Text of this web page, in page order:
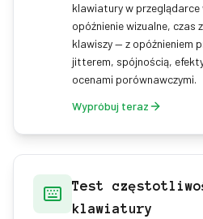
klawiatury w
opóźnienie wizualne, czas
klawiszy — z opóźnieniem
jitterem, spójnością,
ocenami porównawczymi.
Wypróbuj teraz
Test
klawiatury